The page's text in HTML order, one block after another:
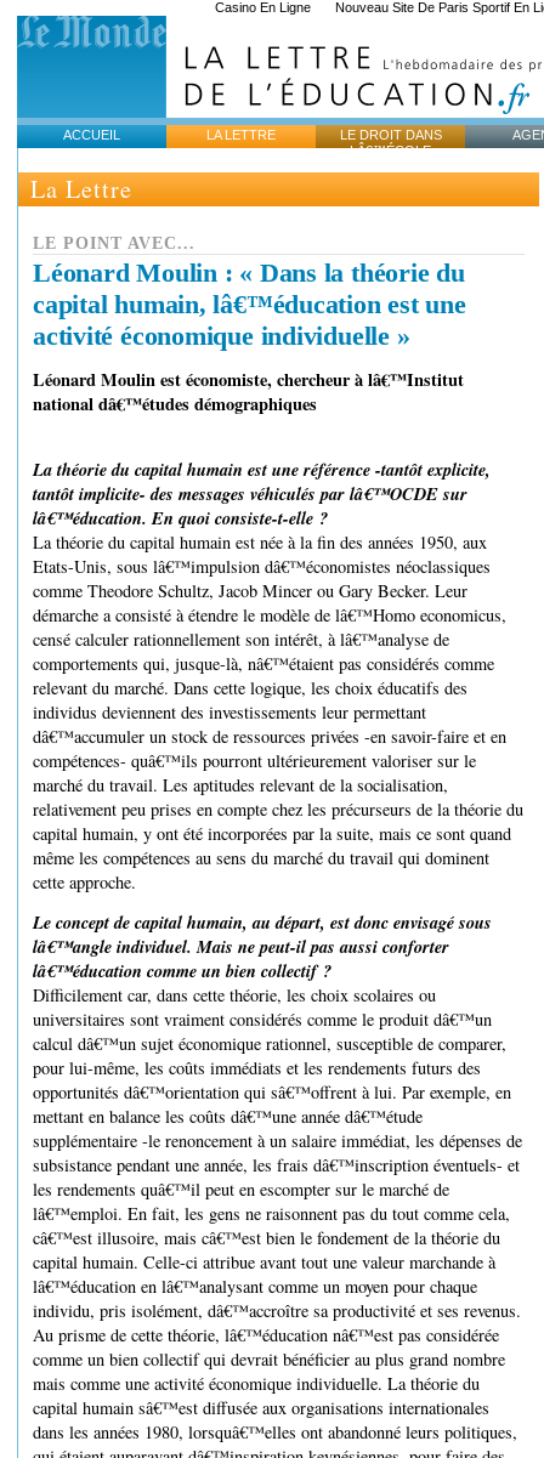
Casino En Ligne Nouveau Site De Paris Sportif En
ACCUEIL LA LETTRE
LE DROIT DANS
LÂ€™ÉCOLE
La Lettre
LE POINT AVEC...
Léonard Moulin : « Dans la théorie du
capital humain, lâ€™éducation est une
activité économique individuelle »
Léonard Moulin est économiste, chercheur à lâ€™Institut
national dâ€™études démographiques
La théorie du capital humain est une référence -tantôt explicite,
tantôt implicite- des messages véhiculés par lâ€™OCDE sur
lâ€™éducation. En quoi consiste-t-elle ?
La théorie du capital humain est née à la fin des années 1950, aux
Etats-Unis, sous lâ€™impulsion dâ€™économistes néoclassiques
comme Theodore Schultz, Jacob Mincer ou Gary Becker. Leur
démarche a consisté à étendre le modèle de lâ€™Homo economicus,
censé calculer rationnellement son intérêt, à lâ€™analyse de
comportements qui, jusque-là, nâ€™étaient pas considérés comme
relevant du marché. Dans cette logique, les choix éducatifs des
individus deviennent des investissements leur permettant
dâ€™accumuler un stock de ressources privées -en savoir-faire et en
compétences- quâ€™ils pourront ultérieurement valoriser sur le
marché du travail. Les aptitudes relevant de la socialisation,
relativement peu prises en compte chez les précurseurs de la théorie du
capital humain, y ont été incorporées par la suite, mais ce sont quand
même les compétences au sens du marché du travail qui dominent
cette approche.
Le concept de capital humain, au départ, est donc envisagé sous
lâ€™angle individuel. Mais ne peut-il pas aussi conforter
lâ€™éducation comme un bien collectif ?
Difficilement car, dans cette théorie, les choix scolaires ou
universitaires sont vraiment considérés comme le produit dâ€™un
calcul dâ€™un sujet économique rationnel, susceptible de comparer,
pour lui-même, les coûts immédiats et les rendements futurs des
opportunités dâ€™orientation qui sâ€™offrent à lui. Par exemple, en
mettant en balance les coûts dâ€™une année dâ€™étude
supplémentaire -le renoncement à un salaire immédiat, les dépenses de
subsistance pendant une année, les frais dâ€™inscription éventuels- et
les rendements quâ€™il peut en escompter sur le marché de
lâ€™emploi. En fait, les gens ne raisonnent pas du tout comme cela,
câ€™est illusoire, mais câ€™est bien le fondement de la théorie du
capital humain. Celle-ci attribue avant tout une valeur marchande à
lâ€™éducation en lâ€™analysant comme un moyen pour chaque
individu, pris isolément, dâ€™accroître sa productivité et ses revenus.
Au prisme de cette théorie, lâ€™éducation nâ€™est pas considérée
comme un bien collectif qui devrait bénéficier au plus grand nombre
mais comme une activité économique individuelle. La théorie du
capital humain sâ€™est diffusée aux organisations internationales
dans les années 1980, lorsquâ€™elles ont abandonné leurs politiques,